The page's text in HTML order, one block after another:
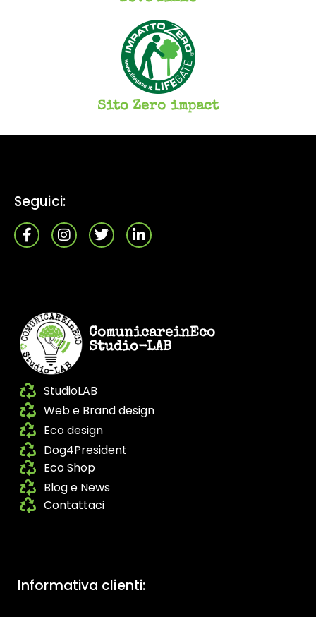
Sito Zero impact
Seguici:
ComunicareinEco
Studio-LAB
StudioLAB
Web e Brand design
Eco design
Dog4President
Eco Shop
Blog e News
Contattaci
Informativa clienti: